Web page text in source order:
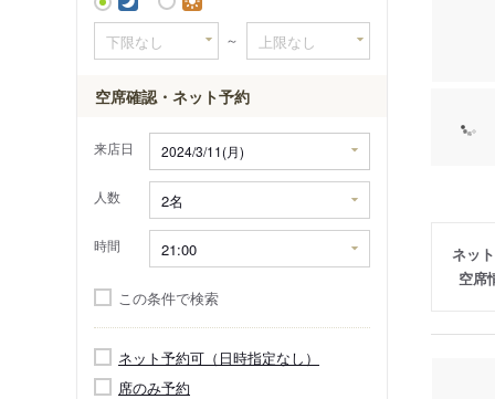
～
空席確認・ネット予約
来店日
人数
時間
この条件で検索
ネット予約可（日時指定なし）
席のみ予約
ネッ
空席